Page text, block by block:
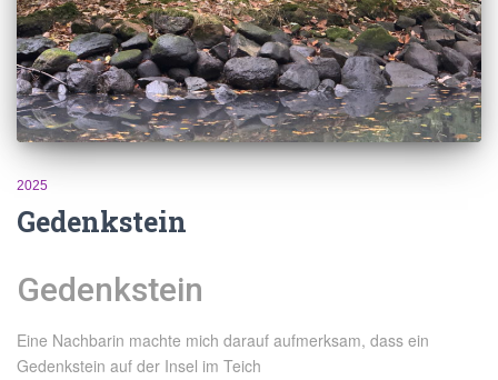
2025
Gedenkstein
Gedenkstein
Eine Nachbarin machte mich darauf aufmerksam, dass ein
Gedenkstein auf der Insel im Teich